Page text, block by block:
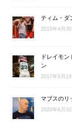
ティム・ダ
2015年4月30
ドレイモ
ン
2017年5月14
マブスのリ
2020年6月3日